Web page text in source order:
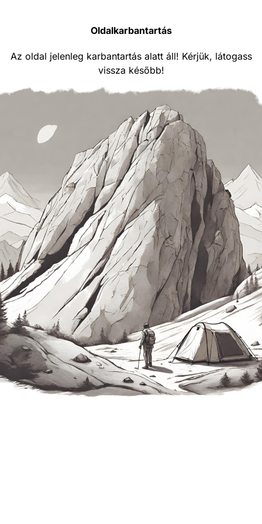
Oldalkarbantartás
Az oldal jelenleg karbantartás alatt áll! Kérjük, látogass
vissza később!